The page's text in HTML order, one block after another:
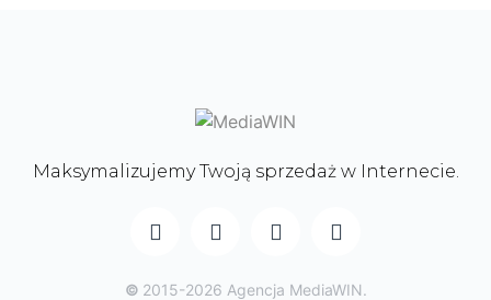
Maksymalizujemy Twoją sprzedaż w Internecie.
© 2015-2026 Agencja MediaWIN.